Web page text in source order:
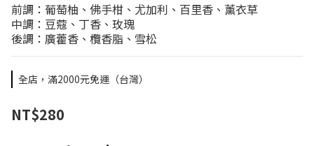
前調：葡萄柚、佛手柑、尤加利、百里香、薰衣草
中調：豆蔻、丁香、玫瑰
後調：廣藿香、欖香脂、雪松
全店，滿2000元免運（台灣）
NT$280